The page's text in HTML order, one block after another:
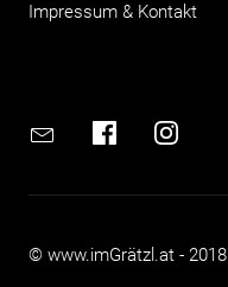
Impressum & Kontakt
Email FacebookInstagram
© www.imGrätzl.at - 2018